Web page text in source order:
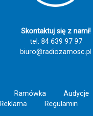
Skontaktuj się z nami!
tel: 84 639 97 97
biuro@radiozamosc.pl
Ramówka Audycje
Reklama
Regulamin